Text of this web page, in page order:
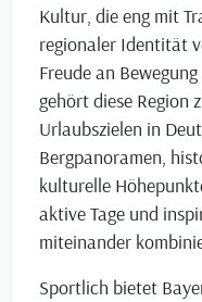
Kultur, die eng mit
regionaler Identität
Freude an
gehört diese Region
Urlaubszielen in
Bergpanoramen,
kulturelle
aktive Tage und
miteinander
Sportlich bietet